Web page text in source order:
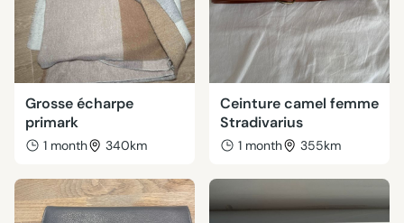
Grosse écharpe
primark
1 month 340km
Ceinture camel femme
Stradivarius
1 month 355km